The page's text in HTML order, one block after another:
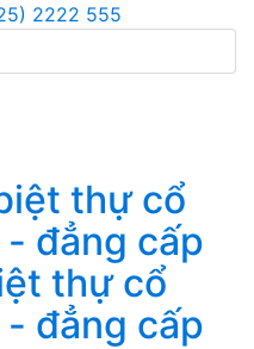
2222 555
thự cổ
đẳng cấp